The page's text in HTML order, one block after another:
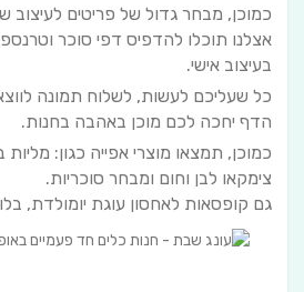
כמוכן, מבחר גדול של פריטים לעיצוב
אצלנו תוכלו להדפיס דפי סוכר
בעיצוב אישי.
כל שעליכם לעשות, לשלוח תמונה
הדף יחכה לכם מוכן באהבה בחנות.
כמוכן, תמצאו מוצרי אפייה כגון:
צימקאו לבן וחום ומבחר סוכריות.
גם קופסאות לאחסון עוגת יומולדת,